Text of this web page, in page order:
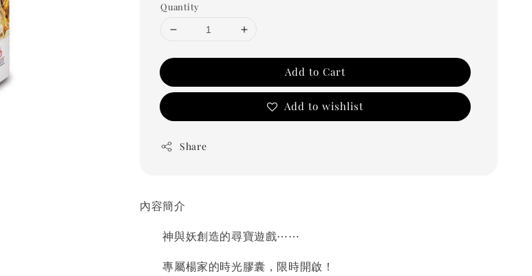
Quantity
Add to Cart
Add to wishlist
Share
內容簡介
神與妖創造的尋寶遊戲⋯⋯
專屬楊家的時光膠囊，限時開啟！